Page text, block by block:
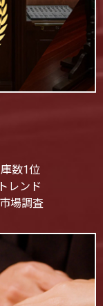
数1位
レンド
場調査